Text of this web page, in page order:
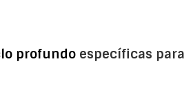
profundo específicas para